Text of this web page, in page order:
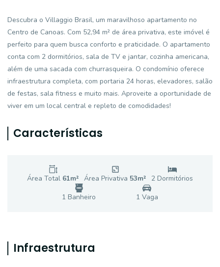
Descubra o Villaggio Brasil, um maravilhoso apartamento no
Centro de Canoas. Com 52,94 m² de área privativa, este imóvel é
perfeito para quem busca conforto e praticidade. O apartamento
conta com 2 dormitórios, sala de TV e jantar, cozinha americana,
além de uma sacada com churrasqueira. O condomínio oferece
infraestrutura completa, com portaria 24 horas, elevadores, salão
de festas, sala fitness e muito mais. Aproveite a oportunidade de
viver em um local central e repleto de comodidades!
Características
Área Total 61m² Área Privativa 53m² 2 Dormitórios
1 Banheiro 1 Vaga
Infraestrutura